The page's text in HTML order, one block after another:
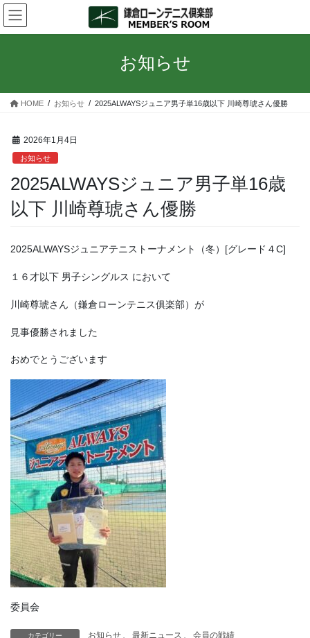
コ
ン
テ
ス
ナ
ビ
ゲ
ン
お知らせ
HOME お知らせ 2025ALWAYSジュニア男子単16歳以下 川崎尊琥さん優勝
2026年1月4日
お知らせ
2025ALWAYSジュニア男子単16歳
以下 川崎尊琥さん優勝
2025ALWAYSジュニアテニストーナメント（冬）[グレード４C]
１６才以下 男子シングルス において
川崎尊琥さん（鎌倉ローンテニス俱楽部）が
見事優勝されました
おめでとうございます
委員会
カテゴリー お知らせ 、 最新ニュース 、 会員の戦績